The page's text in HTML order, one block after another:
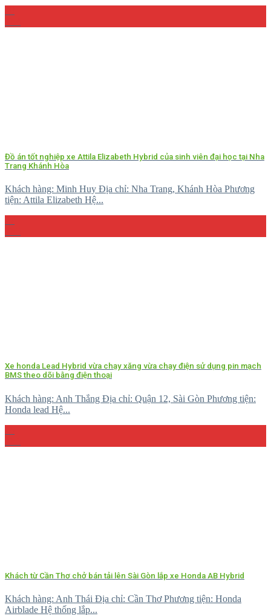
Đồ án tốt nghiệp xe Attila Elizabeth Hybrid của sinh viên đại học tại Nha
Trang Khánh Hòa
Khách hàng: Minh Huy Địa chỉ: Nha Trang, Khánh Hòa Phương
tiện: Attila Elizabeth Hệ...
Xe honda Lead Hybrid vừa chạy xăng vừa chạy điện sử dụng pin mạch
BMS theo dõi bằng điện thoại
Khách hàng: Anh Thắng Địa chỉ: Quận 12, Sài Gòn Phương tiện:
Honda lead Hệ...
Khách từ Cần Thơ chở bán tải lên Sài Gòn lắp xe Honda AB Hybrid
Khách hàng: Anh Thái Địa chỉ: Cần Thơ Phương tiện: Honda
Airblade Hệ thống lắp...